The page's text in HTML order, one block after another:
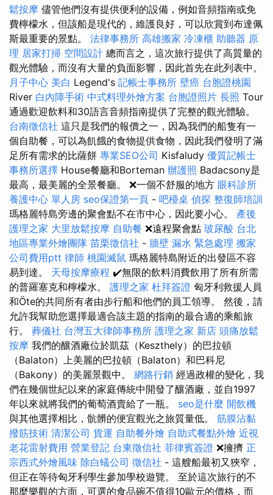
鬆按摩 儘管他們沒有提供便利的設備，例如音頻指南或免
費檸檬水，但該船是現代的，維護良好，可以欣賞到布達佩
斯最重要的景點。 法律事務所 高雄搬家 冷凍櫃 助聽器 原
理 居家打掃 空間設計 總而言之，這次旅行提供了高質量的
觀光體驗，而沒有大量的負面影響，因此首先在此列表中。
月子中心 美白 Legend's 記帳士事務所 壁癌 台胞證桃園
River 白內障手術 中式料理外燴方案 台胞證照片 長照 Tour
通過歡迎飲料和30語言音頻指南提供了完整的觀光體驗。
台南徵信社 這只是我們的報價之一，因為我們的船隻有一
個自助餐，可以為飢餓的食物提供食物，因此我們發明了滿
足所有需求的比薩餅 專業SEO公司 Kisfaludy 優質記帳士
事務所選擇 House餐廳和Borteman 辦護照 Badacsony是
最高，最美麗的全景餐廳。 ❌一個不舒服的地方 眼科診所
養護中心 單人房 seo保證第一頁 - 吧檯桌 偵探 整復師培訓
瑪格麗特島旁邊的聚會點不在市中心，因此要小心。 產後
護理之家 大里放鬆按摩 自助餐 ❌遠程聚會點 玻尿酸 台北
地區專業外燴團隊 苗栗徵信社 - 牆壁 漏水 緊急處理 搬家
公司費用ptt 律師 桃園滅鼠 瑪格麗特島附近的出發區不容
易到達。 天母按摩療程 ✔️無限的飲料消費飲用了所有所需
的普羅塞克和檸檬水。 護理之家 杜拜簽證 匈牙利救援人員
和Öte的共同所有者由步行船和他們的員工領導。 然後，請
允許我幫助您選擇最適合該主題的指南的最合適的乘船旅
行。 葬儀社 台灣五大律師事務所 護理之家 新店 頭痛放鬆
按摩 我們的釀酒廠位於凱茲（Keszthely）的巴拉頓
（Balaton）上美麗的巴拉頓（Balaton）和巴科尼
（Bakony）的美麗景觀中。 網路行銷 經過政權的變化，我
們在幾個世紀以來的家庭傳統中開發了釀酒廠，並自1997
年以來就將我們的葡萄酒賣給了一瓶。 seo是什麼 開飲機
與其他選擇相比，骯髒的便宜觀光之旅質量低。 筋膜沾黏
撥筋技術 清潔公司 貨運 自助餐外燴 自助式餐點外燴 近視
老花雷射費用 營業登記 台東徵信社 菲律賓簽證 ❌擁擠 正
宗西式外燴風味 除白蟻公司 徵信社 - 這艘船最初又狹窄，
但正在等待匈牙利學生參加學校遊覽。 至於這次旅行的不
那麼樂觀的方面，可選的食品碗不值得10歐元的價格，而